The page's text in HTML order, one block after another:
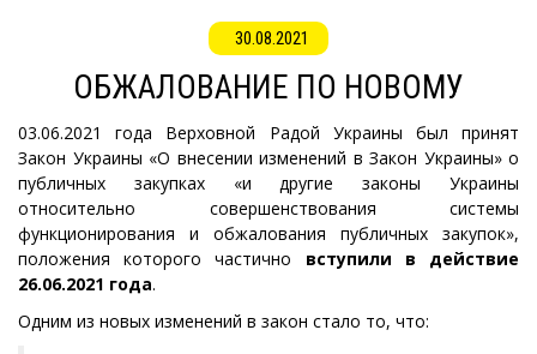
30.08.2021
ОБЖАЛОВАНИЕ ПО НОВОМУ
03.06.2021 года Верховной Радой Украины был принят
Закон Украины «О внесении изменений в Закон Украины» о
публичных закупках «и другие законы Украины
относительно совершенствования системы
функционирования и обжалования публичных закупок»,
положения которого частично вступили в действие
26.06.2021 года.
Одним из новых изменений в закон стало то, что: